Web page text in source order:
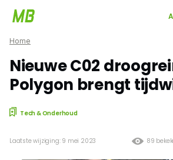
Home
Nieuwe C02
Polygon brengt
Tech & Onderhoud
89
Laatste wijziging: 9 mei 2023